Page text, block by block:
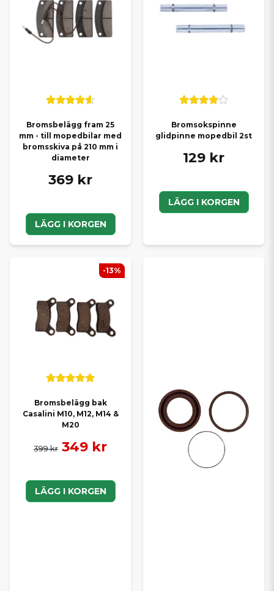
Bromsbelägg fram 25
mm - till mopedbilar med
bromsskiva på 210 mm i
diameter
369 kr
LÄGG I KORGEN
Bromsokspinne
glidpinne mopedbil 2st
129 kr
LÄGG I KORGEN
Bromsbelägg bak
Casalini M10, M12, M14 &
M20
399 kr 349 kr
LÄGG I KORGEN
-13%